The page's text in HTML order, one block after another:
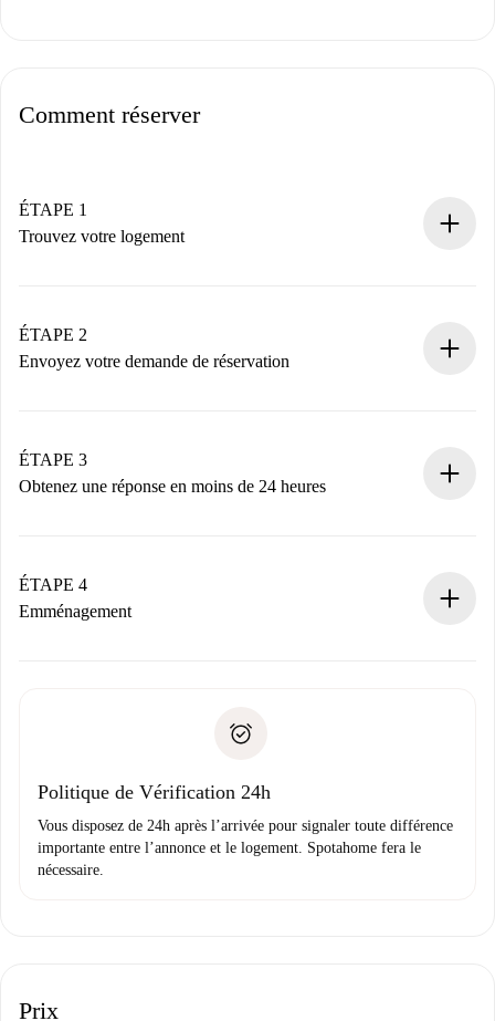
Comment réserver
ÉTAPE 1
Trouvez votre logement
Vous disposez à l’avance de toutes les informations
nécessaires.
ÉTAPE 2
Envoyez votre demande de réservation
Nous ne vous facturerons rien tant que le propriétaire
n’aura pas accepté.
ÉTAPE 3
Obtenez une réponse en moins de 24 heures
contact avec le propriétaire.
Si refusé : aucun prélèvement et nous vous proposerons
Justificatif de solvabilité
ÉTAPE 4
Emménagement
uniquement si aucun problème n'est signalé.
Politique de Vérification 24h
Vous disposez de 24h après l’arrivée pour signaler toute différence
importante entre l’annonce et le logement. Spotahome fera le
nécessaire.
Prix